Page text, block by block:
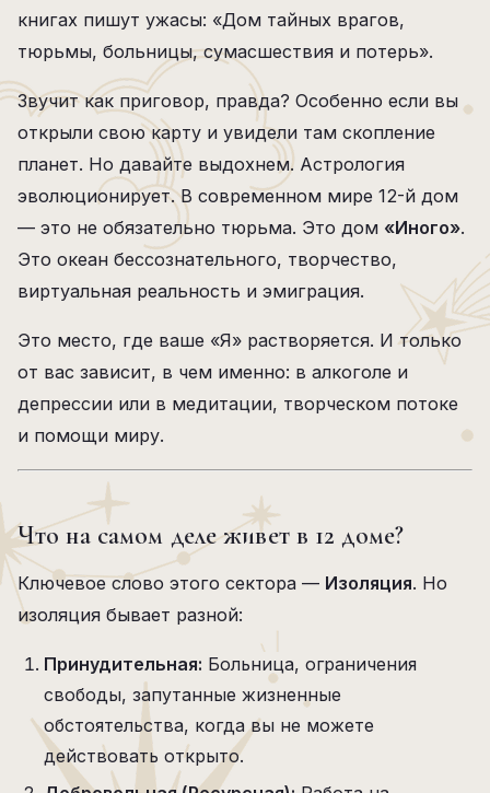
книгах пишут ужасы: «Дом тайных врагов,
тюрьмы, больницы, сумасшествия и потерь».
Звучит как приговор, правда? Особенно если вы
открыли свою карту и увидели там скопление
планет. Но давайте выдохнем. Астрология
эволюционирует. В современном мире 12-й дом
— это не обязательно тюрьма. Это дом «Иного».
Это океан бессознательного, творчество,
виртуальная реальность и эмиграция.
Это место, где ваше «Я» растворяется. И только
от вас зависит, в чем именно: в алкоголе и
депрессии или в медитации, творческом потоке
и помощи миру.
Что на самом деле живет в 12 доме?
Ключевое слово этого сектора — Изоляция. Но
изоляция бывает разной:
Принудительная: Больница, ограничения
свободы, запутанные жизненные
обстоятельства, когда вы не можете
действовать открыто.